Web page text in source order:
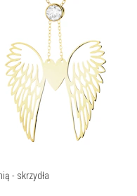
- skrzydła